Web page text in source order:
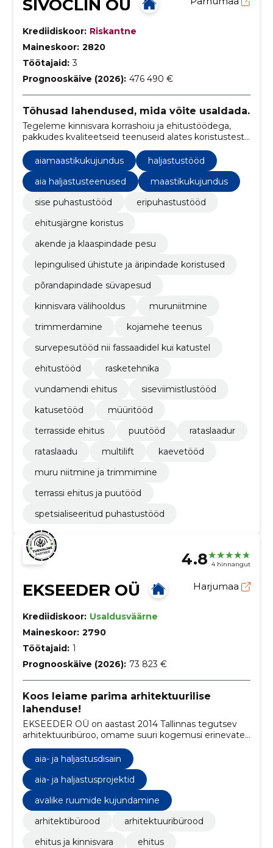
SIVOCLIN OÜ
Krediidiskoor: Riskantne
Maineskoor: 2820
Töötajaid: 3
Prognooskäive (2026): 476 490 €
Tõhusad lahendused, mida võite usaldada.
Tegeleme kinnisvara korrashoiu ja ehitustöödega,
pakkudes kvaliteetseid teenuseid alates koristustest
kuni keerukate ehitusprojektideni.
aiamaastikukujundus
haljastustööd
aia haljastusteenused
maastikukujundus
sise puhastustööd
eripuhastustööd
ehitusjärgne koristus
akende ja klaaspindade pesu
lepingulised ühistute ja äripindade koristused
põrandapindade süvapesud
kinnisvara välihooldus
muruniitmine
trimmerdamine
kojamehe teenus
survepesutööd nii fassaadidel kui katustel
ehitustööd
rasketehnika
vundamendi ehitus
siseviimistlustööd
katusetööd
müüritööd
terrasside ehitus
puutööd
rataslaadur
rataslaadu
multilift
kaevetööd
muru niitmine ja trimmimine
terrassi ehitus ja puutööd
spetsialiseeritud puhastustööd
4.8 4 hinnangut
EKSEEDER OÜ Harjumaa
Krediidiskoor: Usaldusväärne
Maineskoor: 2790
Töötajaid: 1
Prognooskäive (2026): 73 823 €
Koos leiame parima arhitektuurilise
lahenduse!
EKSEEDER OÜ on aastast 2014 Tallinnas tegutsev
arhitektuuribüroo, omame suuri kogemusi erinevate
planeeringute koostamisel ja spetsialiseerume
arhitektuurse disaini ja projekteerimise valdkonnas
tegutsemisele.
aia- ja haljastusdisain
aia- ja haljastusprojektid
avalike ruumide kujundamine
arhitektibürood
arhitektuuribürood
ehitus ja kinnisvara
ehitus